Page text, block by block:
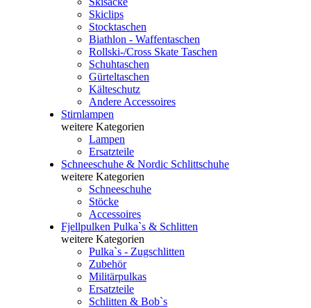
Skiclips
Stocktaschen
Biathlon - Waffentaschen
Rollski-/Cross Skate Taschen
Schuhtaschen
Gürteltaschen
Kälteschutz
Andere Accessoires
Stirnlampen
weitere Kategorien
Lampen
Ersatzteile
Schneeschuhe & Nordic Schlittschuhe
weitere Kategorien
Schneeschuhe
Stöcke
Accessoires
Fjellpulken Pulka`s & Schlitten
weitere Kategorien
Pulka`s - Zugschlitten
Zubehör
Militärpulkas
Ersatzteile
Schlitten & Bob`s